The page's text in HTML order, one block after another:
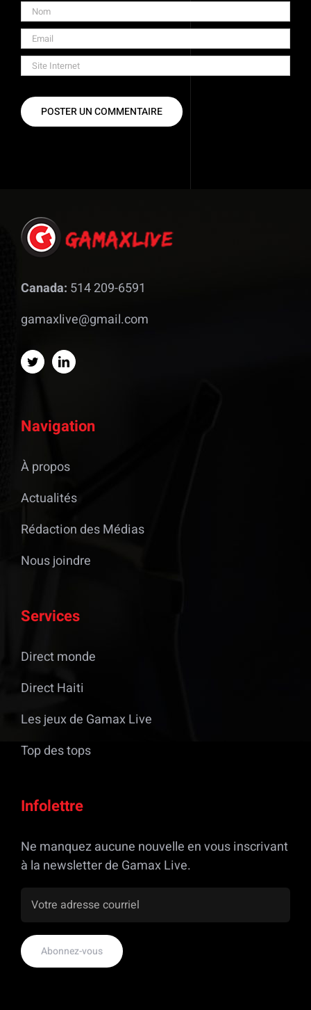
Canada: 514 209-6591
gamaxlive@gmail.com
Navigation
À propos
Actualités
Rédaction des Médias
Nous joindre
Services
Direct monde
Direct Haiti
Les jeux de Gamax Live
Top des tops
Infolettre
Ne manquez aucune nouvelle en vous inscrivant
à la newsletter de Gamax Live.